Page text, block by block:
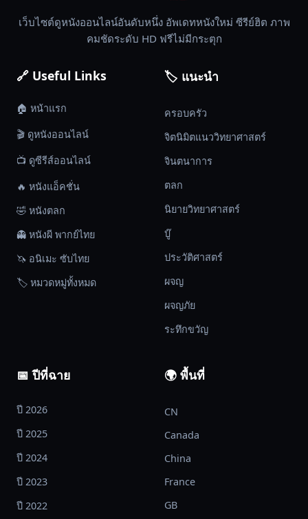
เว็บไซต์ดูหนังออนไลน์อันดับหนึ่ง อัพเดทหนังใหม่ ซีรีย์ฮิต ภาพ
คมชัดระดับ HD ฟรีไม่มีกระตุก
🔗 Useful Links
🏠 หน้าแรก
🎬 ดูหนังออนไลน์
📺 ดูซีรีส์ออนไลน์
🔥 หนังแอ็คชั่น
🤣 หนังตลก
👻 หนังผี พากย์ไทย
🦄 อนิเมะ ซับไทย
🏷️ หมวดหมู่ทั้งหมด
🏷️ แนะนำ
ครอบครัว
จิตนิมิตแนววิทยาศาสตร์
จินตนาการ
ตลก
นิยายวิทยาศาสตร์
บู๊
ประวัติศาสตร์
ผจญ
ผจญภัย
ระทึกขวัญ
📅 ปีที่ฉาย
ปี 2026
ปี 2025
ปี 2024
ปี 2023
ปี 2022
🌍 พื้นที่
CN
Canada
China
France
GB